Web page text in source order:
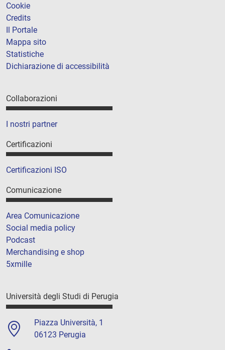
Cookie
Credits
Il Portale
Mappa sito
Statistiche
Dichiarazione di accessibilità
Collaborazioni
I nostri partner
Certificazioni
Certificazioni ISO
Comunicazione
Area Comunicazione
Social media policy
Podcast
Merchandising e shop
5xmille
Università degli Studi di Perugia
Piazza Università, 1
06123 Perugia